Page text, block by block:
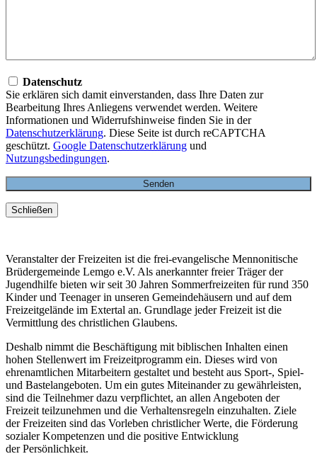
Datenschutz
Sie erklären sich damit einverstanden, dass Ihre Daten zur
Bearbeitung Ihres Anliegens verwendet werden. Weitere
Informationen und Widerrufshinweise finden Sie in der
Datenschutzerklärung. Diese Seite ist durch reCAPTCHA
geschützt. Google Datenschutzerklärung und
Nutzungsbedingungen.
Schließen
Veranstalter der Freizeiten ist die frei-evangelische Mennonitische
Brüdergemeinde Lemgo e.V. Als anerkannter freier Träger der
Jugendhilfe bieten wir seit 30 Jahren Sommerfreizeiten für rund 350
Kinder und Teenager in unseren Gemeindehäusern und auf dem
Freizeitgelände im Extertal an. Grundlage jeder Freizeit ist die
Vermittlung des christlichen Glaubens.
Deshalb nimmt die Beschäftigung mit biblischen Inhalten einen
hohen Stellenwert im Freizeitprogramm ein. Dieses wird von
ehrenamtlichen Mitarbeitern gestaltet und besteht aus Sport-, Spiel-
und Bastelangeboten. Um ein gutes Miteinander zu gewährleisten,
sind die Teilnehmer dazu verpflichtet, an allen Angeboten der
Freizeit teilzunehmen und die Verhaltensregeln einzuhalten. Ziele
der Freizeiten sind das Vorleben christlicher Werte, die Förderung
sozialer Kompetenzen und die positive Entwicklung
der Persönlichkeit.